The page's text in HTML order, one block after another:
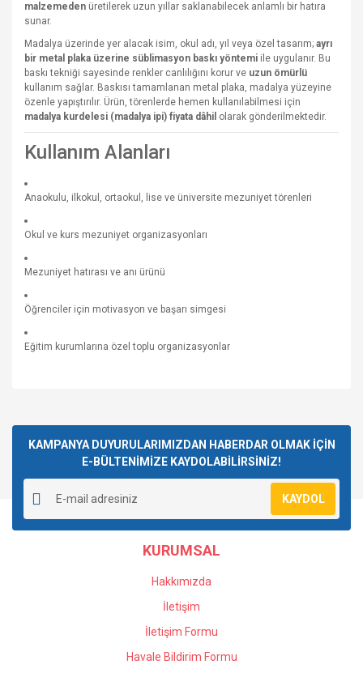
malzemeden üretilerek uzun yıllar saklanabilecek anlamlı bir hatıra
sunar.
Madalya üzerinde yer alacak isim, okul adı, yıl veya özel tasarım; ayrı
bir metal plaka üzerine süblimasyon baskı yöntemi ile uygulanır. Bu
baskı tekniği sayesinde renkler canlılığını korur ve uzun ömürlü
kullanım sağlar. Baskısı tamamlanan metal plaka, madalya yüzeyine
özenle yapıştırılır. Ürün, törenlerde hemen kullanılabilmesi için
madalya kurdelesi (madalya ipi) fiyata dâhil olarak gönderilmektedir.
Kullanım Alanları
Anaokulu, ilkokul, ortaokul, lise ve üniversite mezuniyet törenleri
Okul ve kurs mezuniyet organizasyonları
Mezuniyet hatırası ve anı ürünü
Öğrenciler için motivasyon ve başarı simgesi
Eğitim kurumlarına özel toplu organizasyonlar
Yorum Yaz
kullanarak tarafımıza iletebilirsiniz.
Görüş ve önerileriniz için teşekkür ederiz.
Ürün resmi kalitesiz, bozuk veya görüntülenemiyor.
Ürün açıklamasında eksik bilgiler bulunuyor.
Ürün bilgilerinde hatalar bulunuyor.
Ürün fiyatı diğer sitelerden daha pahalı.
KAMPANYA DUYURULARIMIZDAN HABERDAR OLMAK İÇİN
E-BÜLTENİMİZE KAYDOLABİLİRSİNİZ!
KAYDOL
KURUMSAL
Hakkımızda
İletişim
İletişim Formu
Havale Bildirim Formu